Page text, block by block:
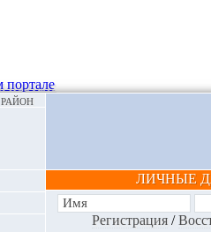
ЛИЧНЫЕ
Регистрация/